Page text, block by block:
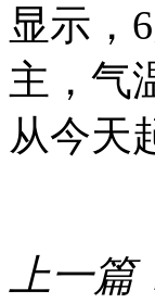
显示，
主，气
从今天
上一篇